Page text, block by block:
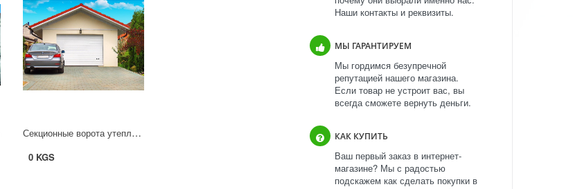
Наши контакты и реквизиты.
МЫ ГАРАНТИРУЕМ
Мы гордимся безупречной
репутацией нашего магазина.
Если товар не устроит вас, вы
всегда сможете вернуть деньги.
КАК КУПИТЬ
Ваш первый заказ в интернет-
магазине? Мы с радостью
подскажем как сделать покупки в
Секционные ворота утепленные гофрированные
0 KGS